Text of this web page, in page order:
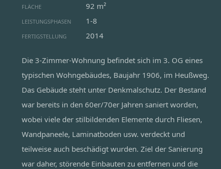
FLÄCHE 92 m²
LEISTUNGSPHASEN 1-8
FERTIGSTELLUNG 2014
Die 3-Zimmer-Wohnung befindet sich im 3. OG eines
typischen Wohngebäudes, Baujahr 1906, im Heußweg.
Das Gebäude steht unter Denkmalschutz. Der Bestand
war bereits in den 60er/70er Jahren saniert worden,
wobei viele der stilbildenden Elemente durch Fliesen,
Wandpaneele, Laminatboden usw. verdeckt und
teilweise auch beschädigt wurden. Ziel der Sanierung
war daher, störende Einbauten zu entfernen und die